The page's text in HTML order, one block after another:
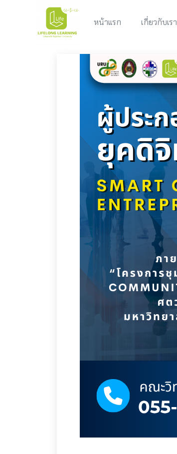
หน้าแรก เกี่ยวกับเรา